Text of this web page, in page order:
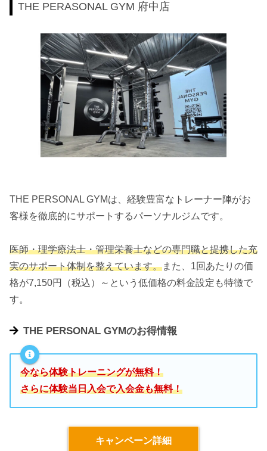
THE PERASONAL GYM 府中店
THE PERSONAL GYMは、経験豊富なトレーナー陣がお
客様を徹底的にサポートするパーソナルジムです。
医師・理学療法士・管理栄養士などの専門職と提携した充
実のサポート体制を整えています。また、1回あたりの価
格が7,150円（税込）～という低価格の料金設定も特徴で
す。
THE PERSONAL GYMのお得情報
今なら体験トレーニングが無料！
さらに体験当日入会で入会金も無料！
キャンペーン詳細